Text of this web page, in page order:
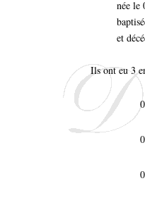
née le
et
Ils ont eu 3